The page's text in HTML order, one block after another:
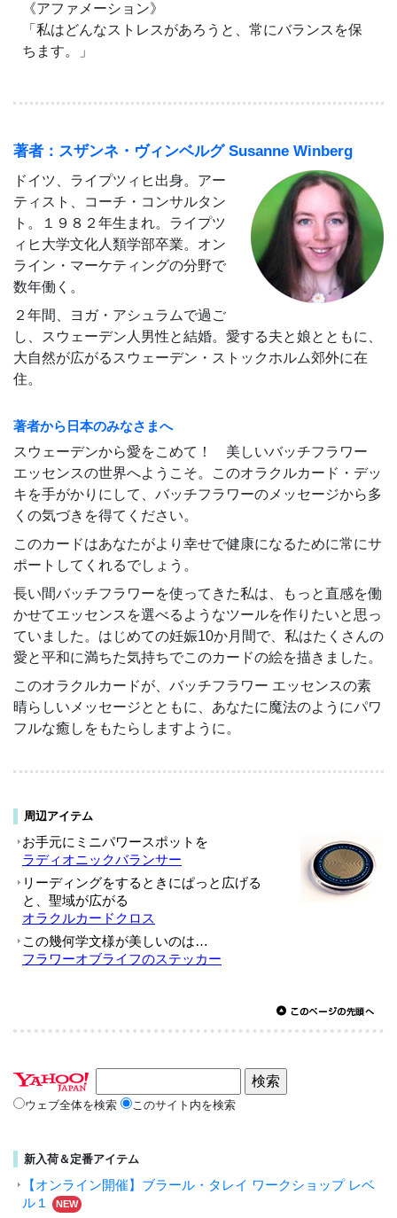
《アファメーション》
「私はどんなストレスがあろうと、常にバランスを保
ちます。」
著者：スザンネ・ヴィンベルグ Susanne Winberg
ドイツ、ライプツィヒ出身。アー
ティスト、コーチ・コンサルタン
ト。１９８２年生まれ。ライプツ
ィヒ大学文化人類学部卒業。オン
ライン・マーケティングの分野で
数年働く。
２年間、ヨガ・アシュラムで過ご
し、スウェーデン人男性と結婚。愛する夫と娘とともに、
大自然が広がるスウェーデン・ストックホルム郊外に在
住。
著者から日本のみなさまへ
スウェーデンから愛をこめて！ 美しいバッチフラワー
エッセンスの世界へようこそ。このオラクルカード・デッ
キを手がかりにして、バッチフラワーのメッセージから多
くの気づきを得てください。
このカードはあなたがより幸せで健康になるために常にサ
ポートしてくれるでしょう。
長い間バッチフラワーを使ってきた私は、もっと直感を働
かせてエッセンスを選べるようなツールを作りたいと思っ
ていました。はじめての妊娠10か月間で、私はたくさんの
愛と平和に満ちた気持ちでこのカードの絵を描きました。
このオラクルカードが、バッチフラワー エッセンスの素
晴らしいメッセージとともに、あなたに魔法のようにパワ
フルな癒しをもたらしますように。
ウェブ全体を検索 このサイト内を検索
新入荷＆定番アイテム
【オンライン開催】ブラール・タレイ ワークショップ レベ
ル１
NEW